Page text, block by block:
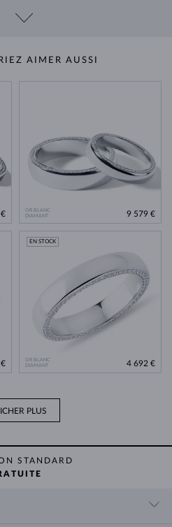
AIMER AUSSI
OR BLANC
DIAMANT
9 579 €
OR BLANC
DIAMANT
EN STOCK
4 692 €
PLUS
STANDARD